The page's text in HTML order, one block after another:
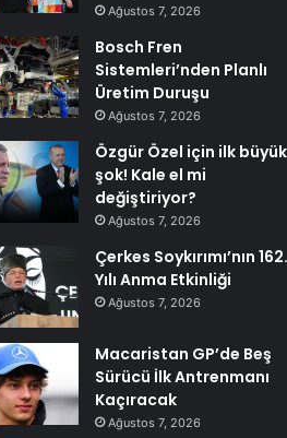
Ağustos 7, 2026
Bosch Fren
Sistemleri’nden Planlı
Üretim Duruşu
Ağustos 7, 2026
Özgür Özel için ilk büyük
şok! Kale el mi
değiştiriyor?
Ağustos 7, 2026
Çerkes Soykırımı’nın 162.
Yılı Anma Etkinliği
Ağustos 7, 2026
Macaristan GP’de Beş
Sürücü İlk Antrenmanı
Kaçıracak
Ağustos 7, 2026